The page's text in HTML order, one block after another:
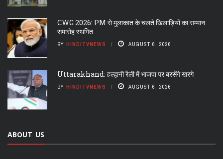
CWG 2026: PM से मुलाकात के चलते खिलाड़ियों का सम्मान
समारोह स्थगित
BY HINDITVNEWS AUGUST 6, 2026
Uttarakhand: हल्द्वानी रैली में भाजपा पर बरसेंगे खरगे
BY HINDITVNEWS AUGUST 6, 2026
ABOUT US